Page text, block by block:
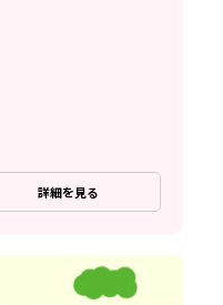
詳細を見る